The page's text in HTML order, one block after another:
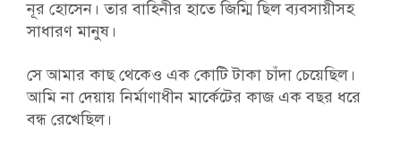
নূর হোসেন। তার বাহিনীর হাতে জিম্মি ছিল ব্যবসায়ীসহ
সাধারণ মানুষ।
সে আমার কাছ থেকেও এক কোটি টাকা চাঁদা চেয়েছিল।
আমি না দেয়ায় নির্মাণাধীন মার্কেটের কাজ এক বছর ধরে
বন্ধ রেখেছিল।